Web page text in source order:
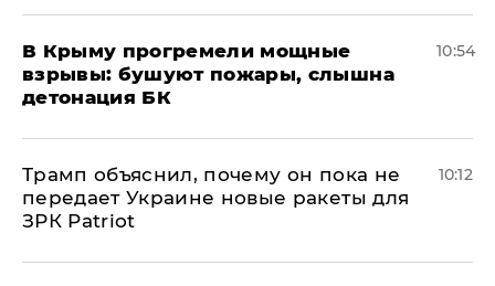
В Крыму прогремели мощные
взрывы: бушуют пожары, слышна
детонация БК
10:54
Трамп объяснил, почему он пока не
передает Украине новые ракеты для
ЗРК Patriot
10:12